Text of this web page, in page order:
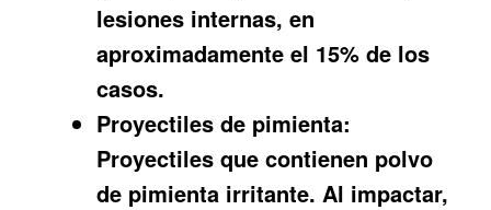
lesiones internas, en
aproximadamente el 15% de los
casos.
Proyectiles de pimienta:
Proyectiles que contienen polvo
de pimienta irritante. Al impactar,